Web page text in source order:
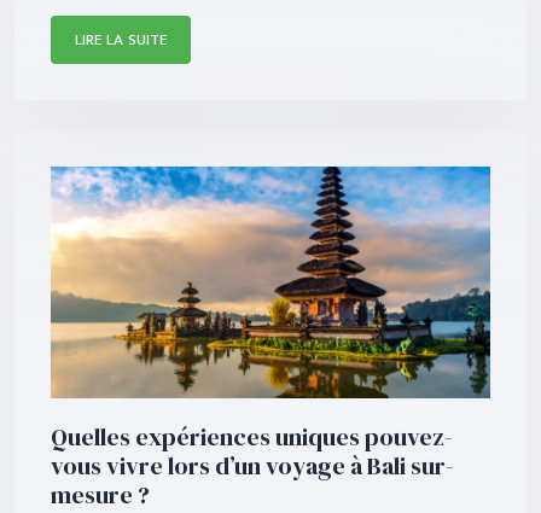
LIRE LA SUITE
Quelles expériences uniques pouvez-
vous vivre lors d’un voyage à Bali sur-
mesure ?